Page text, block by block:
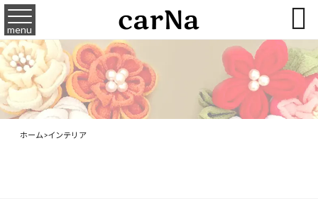
menu 
ホーム>インテリア